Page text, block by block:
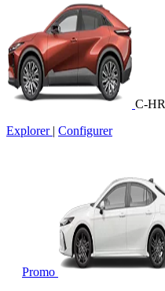
C-HR
Explorer | Configurer
Promo